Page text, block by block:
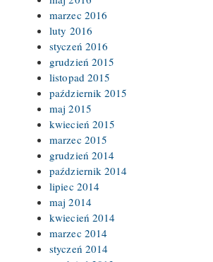
marzec 2016
luty 2016
styczeń 2016
grudzień 2015
listopad 2015
październik 2015
maj 2015
kwiecień 2015
marzec 2015
grudzień 2014
październik 2014
lipiec 2014
maj 2014
kwiecień 2014
marzec 2014
styczeń 2014